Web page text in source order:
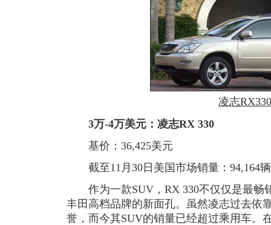
凌志RX330
3万-4万美元：凌志RX 330
基价：36,425美元
截至11月30日美国市场销量：94,164辆
作为一款SUV，RX 330不仅仅是最畅
丰田高档品牌的新面孔。虽然凌志过去依
誉，而今其SUV的销量已经超过乘用车。